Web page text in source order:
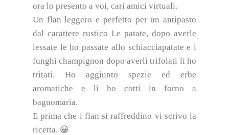
ora lo presento a voi, cari amici virtuali.
Un flan leggero e perfetto per un antipasto
dal carattere rustico Le patate, dopo averle
lessate le ho passate allo schiacciapatate e i
funghi champignon dopo averli trifolati li ho
tritati. Ho aggiunto spezie ed erbe
aromatiche e li ho cotti in forno a
bagnomaria.
E prima che i flan si raffreddino vi scrivo la
ricetta. 😀